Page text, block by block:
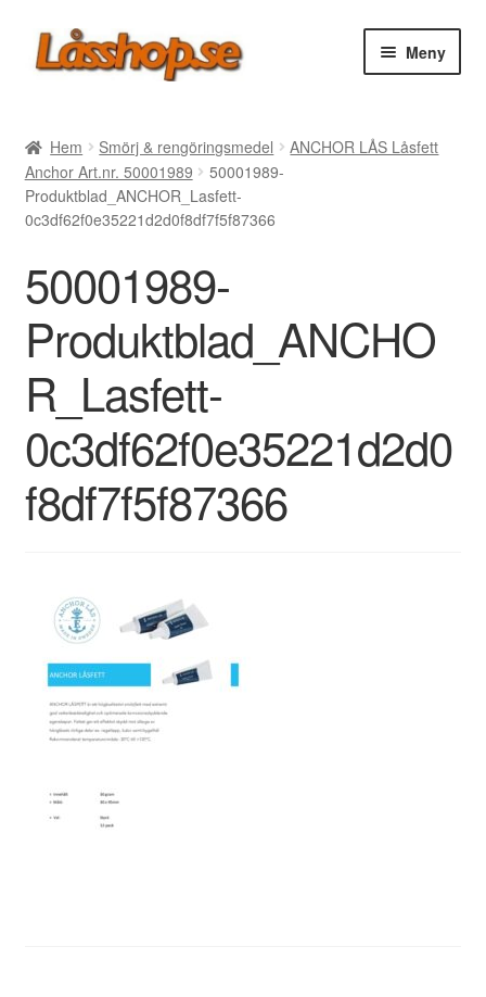
Hoppa
till
Hoppa
till
Meny
Rea
Vanliga frågor
Forum/Manualer/Råd
Support
Hem Smörj & rengöringsmedel
ANCHOR LÅS Låsfett
Anchor Art.nr. 50001989
50001989-
Produktblad_ANCHOR_Lasfett-
0c3df62f0e35221d2d0f8df7f5f87366
50001989-
Produktblad_ANCHO
R_Lasfett-
0c3df62f0e35221d2d0
f8df7f5f87366